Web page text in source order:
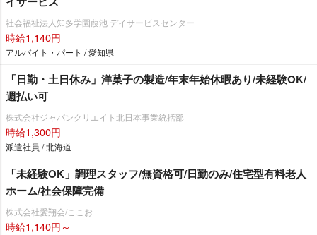
社会福祉法人知多学園葭池 デイサービスセンター
時給1,140円
アルバイト・パート / 愛知県
「日勤・土日休み」洋菓子の製造/年末年始休暇あり/未経験OK/
週払い可
株式会社ジャパンクリエイト北日本事業統括部
時給1,300円
派遣社員 / 北海道
「未経験OK」調理スタッフ/無資格可/日勤のみ/住宅型有料老人
ホーム/社会保障完備
株式会社愛翔会/ここお
時給1,140円～